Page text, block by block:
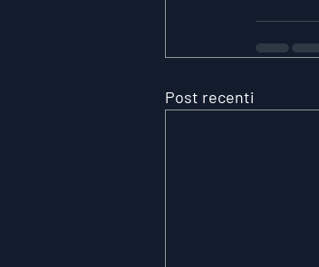
Post recenti